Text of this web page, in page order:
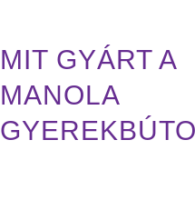
MIT GYÁRT A
MANOLA